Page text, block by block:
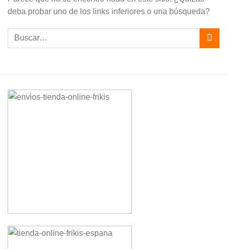
deba probar uno de los links inferiores o una búsqueda?